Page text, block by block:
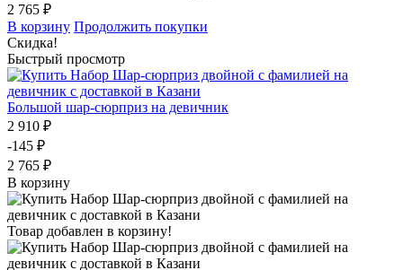
2 765 ₽
В корзину Продолжить покупки
Скидка!
Быстрый просмотр
Большой шар-сюрприз на девичник
2 910 ₽
-145 ₽
2 765 ₽
В корзину
Товар добавлен в корзину!